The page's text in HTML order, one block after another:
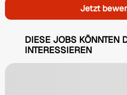
Jetzt
DIESE JOBS KÖNNTEN
INTERESSIEREN